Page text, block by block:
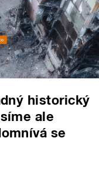
historický
ale
se